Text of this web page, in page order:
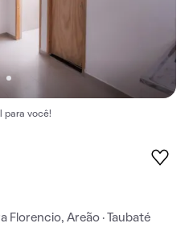
para você!
Florencio, Areão · Taubaté